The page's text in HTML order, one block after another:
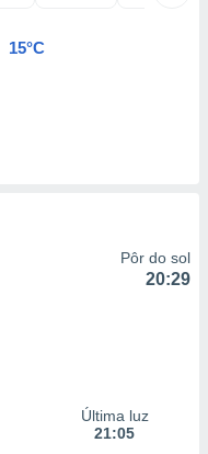
15°C
Pôr do sol
20:29
Última luz
21:05